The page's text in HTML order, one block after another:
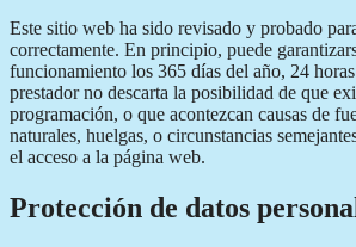
Este sitio web ha sido revisado y probado
correctamente. En principio, puede
funcionamiento los 365 días del año, 24
prestador no descarta la posibilidad de que
programación, o que acontezcan causas de
naturales, huelgas, o circunstancias
el acceso a la página web.
Protección de datos